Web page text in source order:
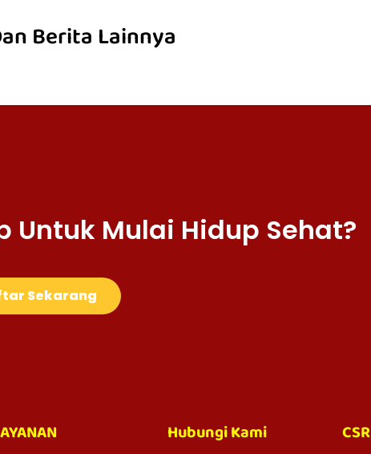
Berita Lainnya
Untuk Mulai Hidup Sehat?
Sekarang
Hubungi Kami CSR